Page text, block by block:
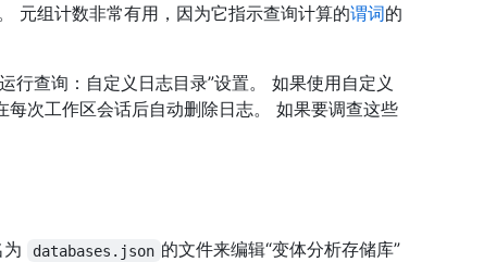
元组计数非常有用，因为它指示查询计算的谓词的
行查询：自定义日志目录”设置。 如果使用自定义
次工作区会话后自动删除日志。 如果要调查这些
databases.json 的文件来编辑“变体分析存储库”